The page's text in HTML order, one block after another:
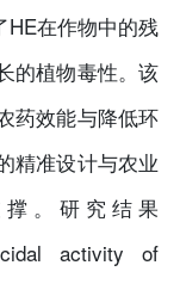
HE在作物中的残
的植物毒性。该
药效能与降低环
精准设计与农业
。研究结果
activity of